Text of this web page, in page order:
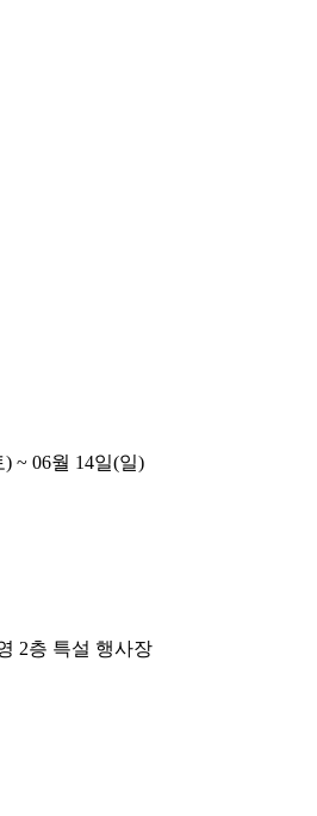
) ~ 06월 14일(일)
2층 특설 행사장